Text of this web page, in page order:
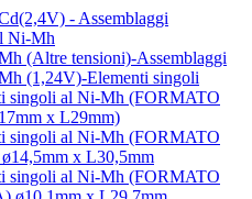
- Assemblaggi
Ni-Mh
(Altre tensioni)-Assemblaggi
(1,24V)-Elementi singoli
singoli al Ni-Mh (FORMATO
x L29mm)
singoli al Ni-Mh (FORMATO
x L30,5mm
singoli al Ni-Mh (FORMATO